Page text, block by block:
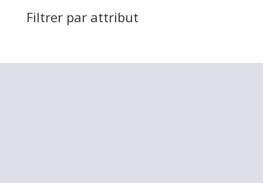
Filtrer par attribut